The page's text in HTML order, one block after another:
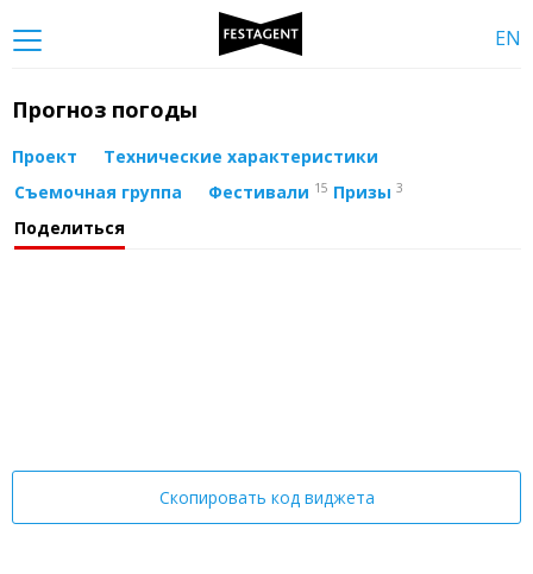
EN
Прогноз погоды
Проект
Технические характеристики
Съемочная группа
Фестивали 15 Призы 3
Поделиться
Скопировать код виджета